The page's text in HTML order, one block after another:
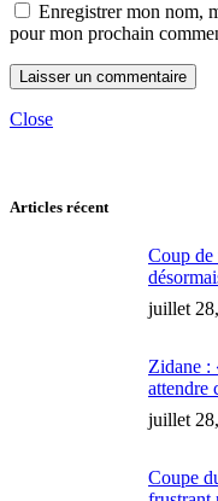
Enregistrer mon nom,
pour mon prochain
Close
Articles récent
Coup de
juillet
Zidane :
attendre
juillet
Coupe